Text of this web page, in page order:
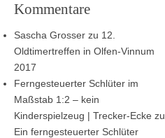
Kommentare
Sascha Grosser zu 12.
Oldtimertreffen in Olfen-Vinnum
2017
Ferngesteuerter Schlüter im
Maßstab 1:2 – kein
Kinderspielzeug | Trecker-Ecke zu
Ein ferngesteuerter Schlüter